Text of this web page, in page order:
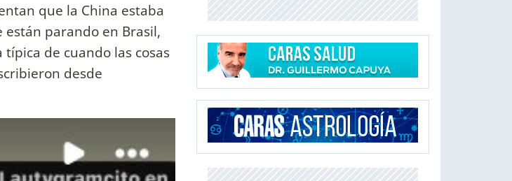
que la China estaba
parando en Brasil,
típica de cuando las cosas
desde